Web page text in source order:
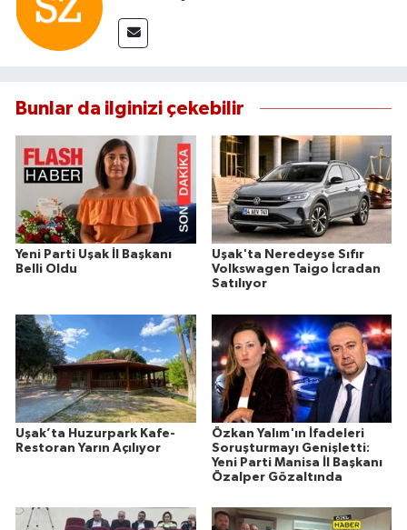
Bunlar da ilginizi çekebilir
Yeni Parti Uşak İl Başkanı
Belli Oldu
Uşak'ta Neredeyse Sıfır
Volkswagen Taigo İcradan
Satılıyor
Uşak’ta Huzurpark Kafe-
Restoran Yarın Açılıyor
Özkan Yalım'ın İfadeleri
Soruşturmayı Genişletti:
Yeni Parti Manisa İl Başkanı
Özalper Gözaltında